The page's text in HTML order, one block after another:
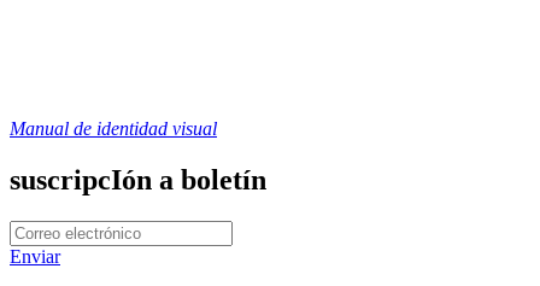
Manual de identidad visual
suscripcIón a boletín
Enviar